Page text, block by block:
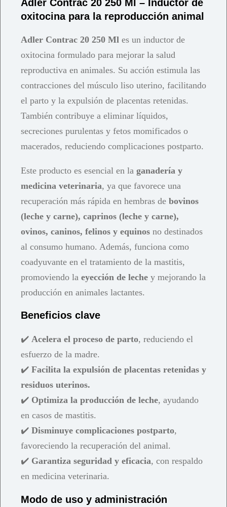
Adler Contrac 20 250 Ml – Inductor de
oxitocina para la reproducción animal
Adler Contrac 20 250 Ml es un inductor de
oxitocina formulado para mejorar la salud
reproductiva en animales. Su acción estimula las
contracciones del músculo liso uterino, facilitando
el parto y la expulsión de placentas retenidas.
También contribuye a eliminar líquidos,
secreciones purulentas y fetos momificados o
macerados, reduciendo complicaciones postparto.
Este producto es esencial en la ganadería y
medicina veterinaria, ya que favorece una
recuperación más rápida en hembras de bovinos
(leche y carne), caprinos (leche y carne),
ovinos, caninos, felinos y equinos no destinados
al consumo humano. Además, funciona como
coadyuvante en el tratamiento de la mastitis,
promoviendo la eyección de leche y mejorando la
producción en animales lactantes.
Beneficios clave
✔️ Acelera el proceso de parto, reduciendo el
esfuerzo de la madre.
✔️ Facilita la expulsión de placentas retenidas y
residuos uterinos.
✔️ Optimiza la producción de leche, ayudando
en casos de mastitis.
✔️ Disminuye complicaciones postparto,
favoreciendo la recuperación del animal.
✔️ Garantiza seguridad y eficacia, con respaldo
en medicina veterinaria.
Modo de uso y administración